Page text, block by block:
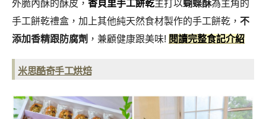
外脆內酥的酥皮， 香貝里手工餅乾主打以蝴蝶酥為主角的
手工餅乾禮盒，加上其他純天然食材製作的手工餅乾， 不
添加香精跟防腐劑 ，兼顧健康跟美味! 閱讀完整食記介紹
米思酷奇手工烘焙